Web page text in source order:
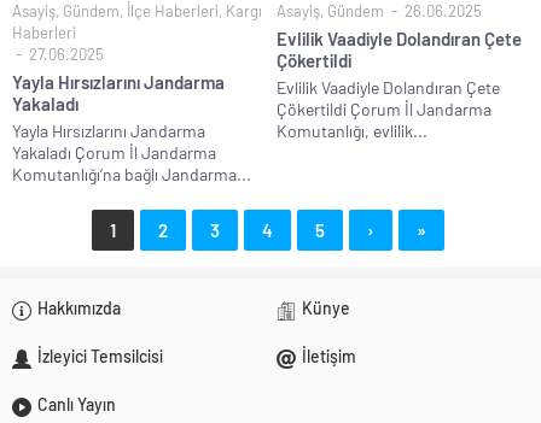
Asayiş, Gündem, İlçe Haberleri, Kargı
Haberleri
27.06.2025
Yayla Hırsızlarını Jandarma
Yakaladı
Yayla Hırsızlarını Jandarma
Yakaladı Çorum İl Jandarma
Komutanlığı’na bağlı Jandarma...
Asayiş, Gündem 26.06.2025
Evlilik Vaadiyle Dolandıran Çete
Çökertildi
Evlilik Vaadiyle Dolandıran Çete
Çökertildi Çorum İl Jandarma
Komutanlığı, evlilik...
1 2 3 4 5 › »
Hakkımızda Künye
İzleyici Temsilcisi İletişim
Canlı Yayın